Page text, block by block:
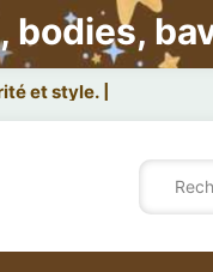
bodies,